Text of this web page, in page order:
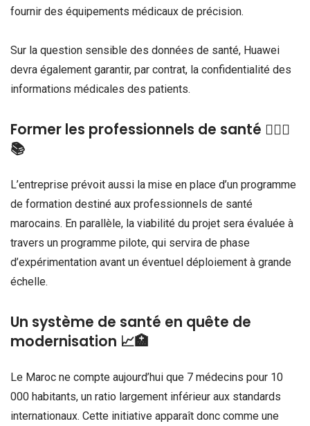
fournir des équipements médicaux de précision.
Sur la question sensible des données de santé, Huawei
devra également garantir, par contrat, la confidentialité des
informations médicales des patients.
Former les professionnels de santé 👨🏽‍⚕️
📚
L’entreprise prévoit aussi la mise en place d’un programme
de formation destiné aux professionnels de santé
marocains. En parallèle, la viabilité du projet sera évaluée à
travers un programme pilote, qui servira de phase
d’expérimentation avant un éventuel déploiement à grande
échelle.
Un système de santé en quête de
modernisation 📈🏥
Le Maroc ne compte aujourd’hui que 7 médecins pour 10
000 habitants, un ratio largement inférieur aux standards
internationaux. Cette initiative apparaît donc comme une